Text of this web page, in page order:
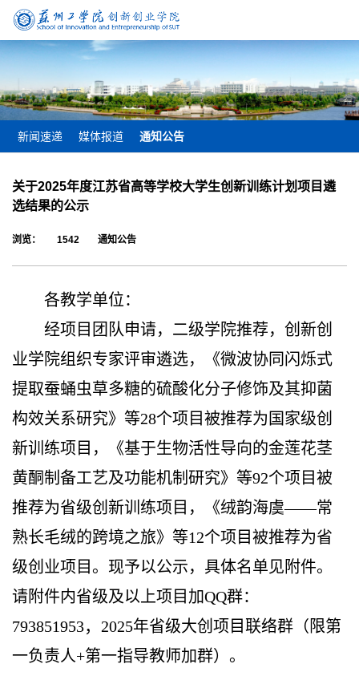
新闻速递 媒体报道 通知公告
关于2025年度江苏省高等学校大学生创新训练计划项目遴
选结果的公示
浏览： 1542 通知公告
各教学单位：
经项目团队申请，二级学院推荐，创新创
业学院组织专家评审遴选，《微波协同闪烁式
提取蚕蛹虫草多糖的硫酸化分子修饰及其抑菌
构效关系研究》等28个项目被推荐为国家级创
新训练项目，《基于生物活性导向的金莲花茎
黄酮制备工艺及功能机制研究》等92个项目被
推荐为省级创新训练项目，《绒韵海虞——常
熟长毛绒的跨境之旅》等12个项目被推荐为省
级创业项目。现予以公示，具体名单见附件。
请附件内省级及以上项目加QQ群：
793851953， 2025年省级大创项目联络群（限第
一负责人+第一指导教师加群）。